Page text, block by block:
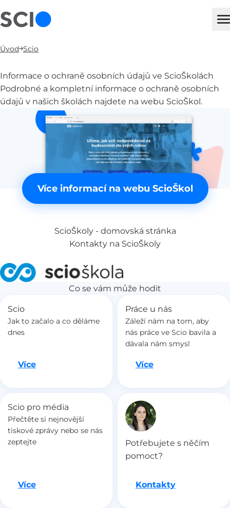
Úvod Scio
Informace o ochraně osobních údajů ve ScioŠkolách
Podrobné a kompletní informace o ochraně osobních
údajů v našich školách najdete na webu ScioŠkol.
Více informací na webu ScioŠkol
ScioŠkoly - domovská stránka
Kontakty na ScioŠkoly
Co se vám může hodit
Scio
Jak to začalo a co děláme
dnes
VíceJdeme na to
Práce u nás
Záleží nám na tom, aby
nás práce ve Scio bavila a
dávala nám smysl
VíceJdeme na to
Scio pro média
Přečtěte si nejnovější
tiskové zprávy nebo se nás
zeptejte
VíceJdeme na to
Potřebujete s něčím
pomoct?
Kontakty